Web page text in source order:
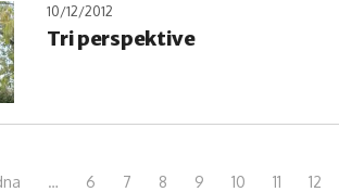
10/12/2012
Tri perspektive
… 6 7 8 9 10 11
12